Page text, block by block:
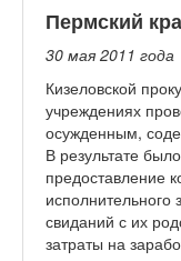
Пермский
30 мая 2011 года
Кизеловской
учреждениях
осужденным,
В результате
предоставление
свиданий с их
затраты на